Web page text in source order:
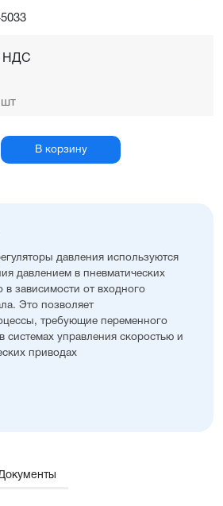
НДС
шт
В корзину
давления используются
давлением в пневматических
в зависимости от входного
Это позволяет
требующие переменного
системах управления скоростью и
приводах